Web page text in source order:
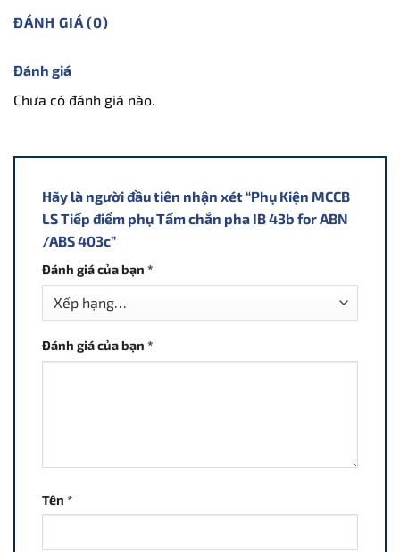
ĐÁNH GIÁ (0)
Đánh giá
Chưa có đánh giá nào.
Hãy là người đầu tiên nhận xét “Phụ Kiện MCCB
LS Tiếp điểm phụ Tấm chắn pha IB 43b for ABN
/ABS 403c”
Đánh giá của bạn *
Đánh giá của bạn *
Tên *